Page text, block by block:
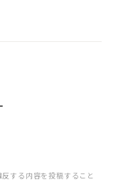
する内容を投稿すること